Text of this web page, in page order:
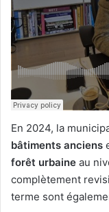
En 2024, la
bâtiments anciens
forêt urbaine au
complètement
terme sont